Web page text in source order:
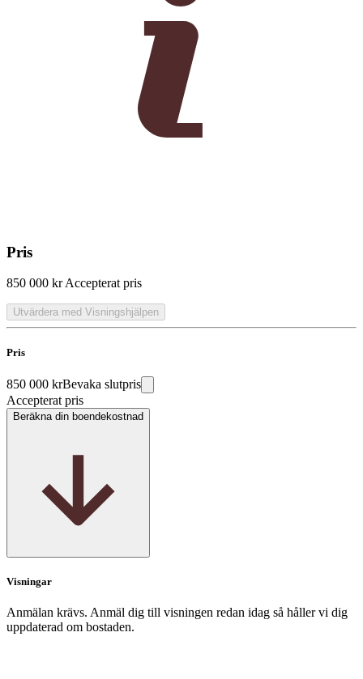
Pris
850 000 kr Accepterat pris
Utvärdera med Visningshjälpen
Pris
850 000 krBevaka slutpris
Accepterat pris
Beräkna din boendekostnad
Visningar
Anmälan krävs. Anmäl dig till visningen redan idag så håller vi dig
uppdaterad om bostaden.